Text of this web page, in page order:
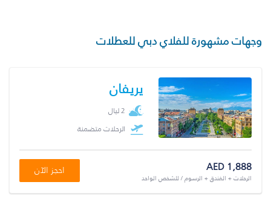
وجهات مشهورة للفلاي دبي للعطلات
يريفان
2 ليال
الرحلات متضمنة
AED 1,888
الرحلات + الفندق + الرسوم / للشخص الواحد
احجز الآن